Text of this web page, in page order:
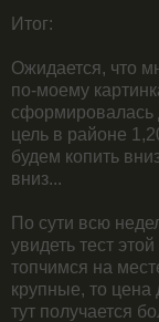
Итог:
Ожидается, что
по-моему
сформировалась
цель в районе
будем копить
вниз...
По сути всю
увидеть тест
топчимся на
крупные, то цена
тут получается